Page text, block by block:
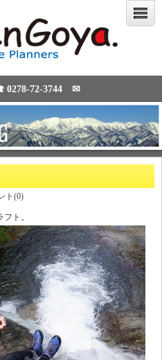
0278-72-3744 ✉
ト(0)
ト。